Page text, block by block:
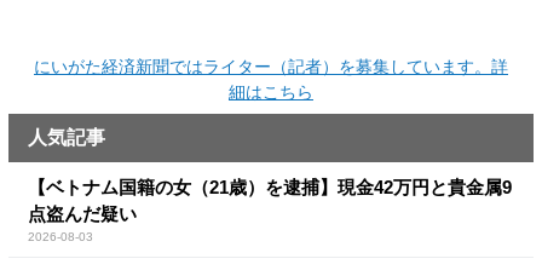
にいがた経済新聞ではライター（記者）を募集しています。詳
細はこちら
人気記事
【ベトナム国籍の女（21歳）を逮捕】現金42万円と貴金属9
点盗んだ疑い
2026-08-03